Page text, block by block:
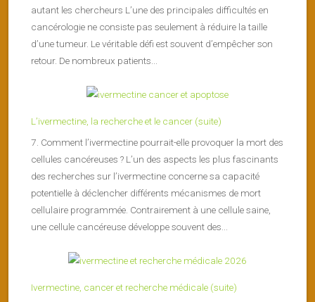
autant les chercheurs L’une des principales difficultés en
cancérologie ne consiste pas seulement à réduire la taille
d’une tumeur. Le véritable défi est souvent d’empêcher son
retour. De nombreux patients...
L’ivermectine, la recherche et le cancer (suite)
7. Comment l’ivermectine pourrait-elle provoquer la mort des
cellules cancéreuses ? L’un des aspects les plus fascinants
des recherches sur l’ivermectine concerne sa capacité
potentielle à déclencher différents mécanismes de mort
cellulaire programmée. Contrairement à une cellule saine,
une cellule cancéreuse développe souvent des...
Ivermectine, cancer et recherche médicale (suite)